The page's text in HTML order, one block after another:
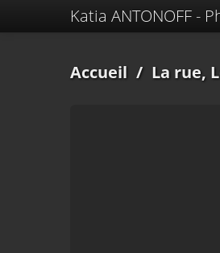
Katia ANTONOFF -
Accueil / La rue,